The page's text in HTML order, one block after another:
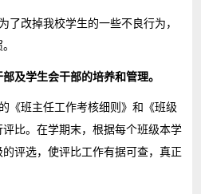
了改掉我校学生的一些不良行为，
及学生会干部的培养和管理。
《班主任工作考核细则》和《班级
比。在学期末，根据每个班级本学
评选，使评比工作有据可查，真正